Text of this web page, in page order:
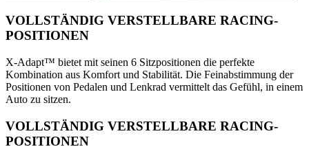
VOLLSTÄNDIG VERSTELLBARE RACING-
POSITIONEN
X-Adapt™ bietet mit seinen 6 Sitzpositionen die perfekte
Kombination aus Komfort und Stabilität. Die Feinabstimmung der
Positionen von Pedalen und Lenkrad vermittelt das Gefühl, in einem
Auto zu sitzen.
VOLLSTÄNDIG VERSTELLBARE RACING-
POSITIONEN